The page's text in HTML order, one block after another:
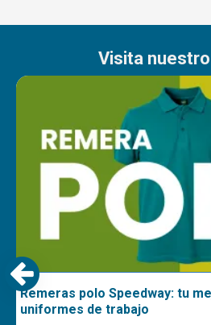
Visita nuestro
Remeras polo Speedway: tu
uniformes de trabajo